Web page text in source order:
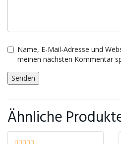
Name, E-Mail-Adresse und
meinen nächsten Kommentar
Ähnliche